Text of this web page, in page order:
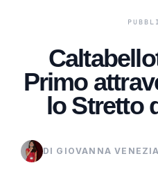
Primo
lo Stretto
DI GIOVANNA VENEZIA